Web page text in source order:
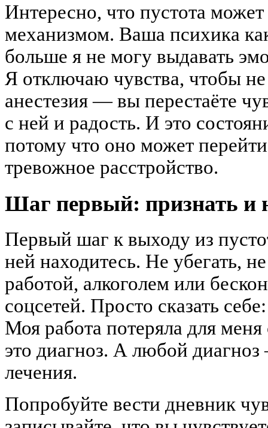
Интересно, что пустота
механизмом. Ваша психика
больше я не могу выдавать
Я отключаю чувства, чтобы
анестезия — вы перестаёте
с ней и радость. И это
потому что оно может
тревожное расстройство.
Шаг первый: признать и
Первый шаг к выходу из
ней находитесь. Не убегать,
работой, алкоголем или
соцсетей. Просто сказать
Моя работа потеряла для
это диагноз. А любой
лечения.
Попробуйте вести дневник